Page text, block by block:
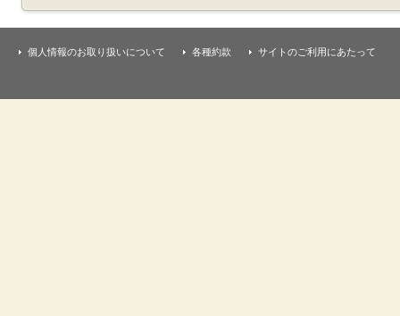
個人情報のお取り扱いについて 各種約款 サイトのご利用にあたって